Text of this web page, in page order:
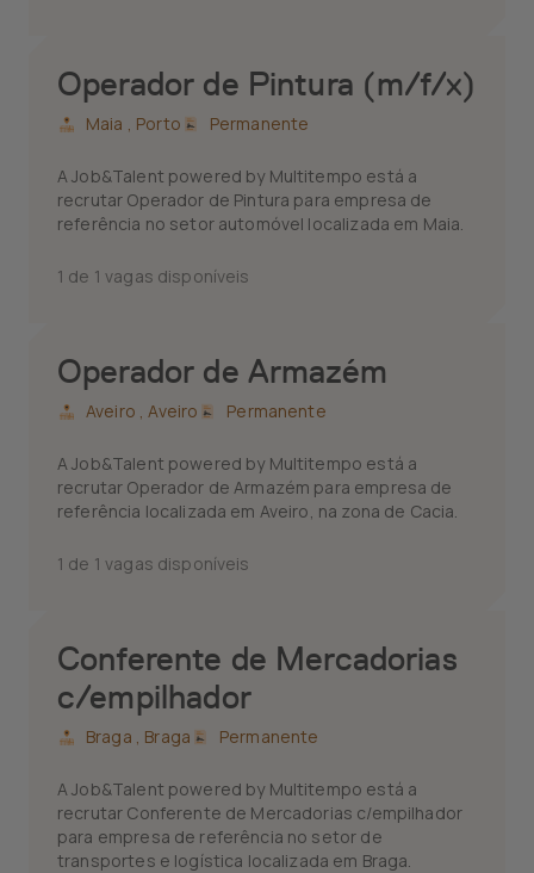
Operador de Pintura (m/f/x)
Maia , Porto Permanente
A Job&Talent powered by Multitempo está a
recrutar Operador de Pintura para empresa de
referência no setor automóvel localizada em Maia.
1 de 1 vagas disponíveis
Operador de Armazém
Aveiro ,Aveiro Permanente
A Job&Talent powered by Multitempo está a
recrutar Operador de Armazém para empresa de
referência localizada em Aveiro, na zona de Cacia.
1 de 1 vagas disponíveis
Conferente de Mercadorias
c/empilhador
Braga , Braga Permanente
A Job&Talent powered by Multitempo está a
recrutar Conferente de Mercadorias c/empilhador
para empresa de referência no setor de
transportes e logística localizada em Braga.